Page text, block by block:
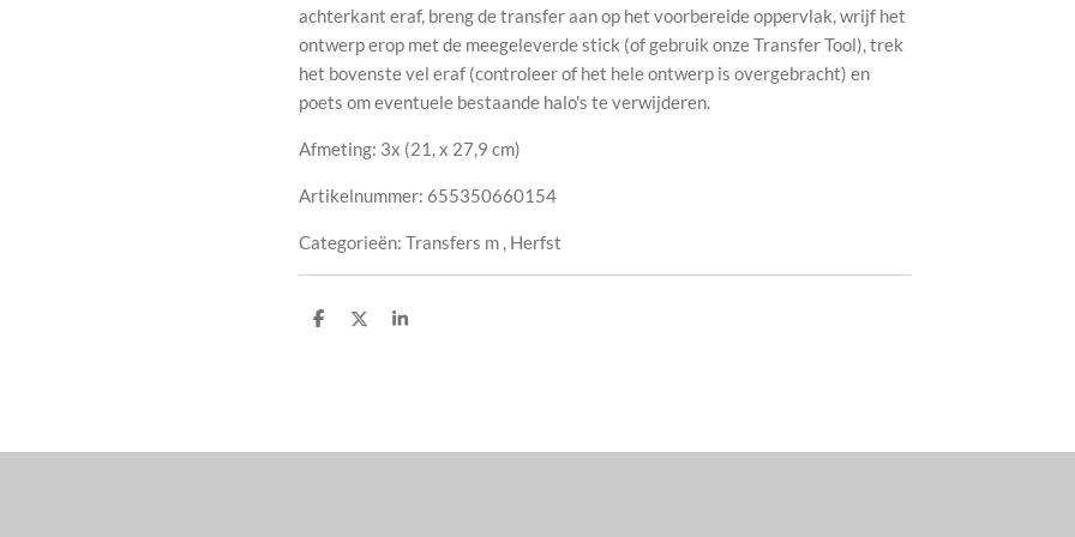
achterkant eraf, breng de transfer aan op het voorbereide oppervlak, wrijf het
ontwerp erop met de meegeleverde stick (of gebruik onze Transfer Tool), trek
het bovenste vel eraf (controleer of het hele ontwerp is overgebracht) en
poets om eventuele bestaande halo's te verwijderen.
Afmeting: 3x (21, x 27,9 cm)
Artikelnummer: 655350660154
Categorieën: Transfers m , Herfst
D
D
S